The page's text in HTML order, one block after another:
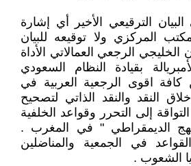
الترقيعي الأخير أي إشارة
المركزي ولا توقيعه للبيان
الخليجي الرجعي العمالاتي الأداة
بقيادة النظام السعودي
كافة اقوى الرجعية العربية في
النقد والنقد الذاتي لتصحيح
إلى التحرر وقواعد الخلفية
الديمقراطي " في المغرب .
في الجمعية والمناضلين
الشعوب .